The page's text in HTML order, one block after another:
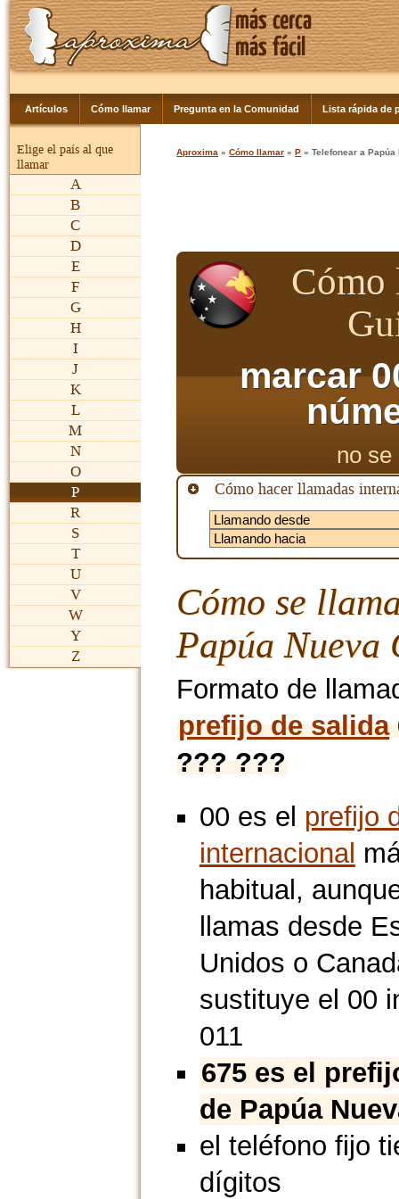
Artículos Cómo llamar Pregunta en la Comunidad Lista rápida de
Elige el país al que
llamar
A
B
C
D
E
F
G
H
I
J
K
L
M
N
O
P
R
S
T
U
V
W
Y
Z
Aproxima »Cómo llamar »P » Telefonear a Papúa
Cómo
marcar
no
Cómo hacer llamadas
Cómo se
Papúa Nueva
Formato de
prefijo de salida
??? ???
00 es el prefijo
internacional
habitual,
llamas desde
Unidos o
sustituye el 00
011
675 es el
de Papúa
el teléfono fijo
dígitos